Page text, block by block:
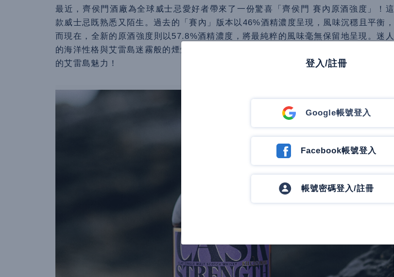
最近，齊侯門酒廠為全球威士忌愛好者帶來了一份驚喜「齊侯門 賽內原酒強度」！這
款威士忌既熟悉又陌生。過去的「賽內」版本以46%酒精濃度呈現，風味沉穩且平衡，
而現在，全新的原酒強度則以57.8%酒精濃度，將最純粹的風味毫無保留地呈現。迷人
的海洋性格與艾雷島迷霧般的煙燻氣息，將帶領品味者深入探索齊侯門酒廠那無與倫比
的艾雷島魅力！
登入/註冊
Google帳號登入
Facebook帳號登入
帳號密碼登入/註冊